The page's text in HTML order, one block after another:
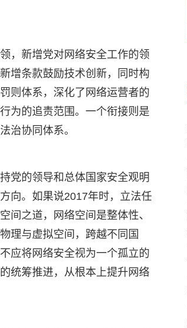
，新增党对网络安全工作的领
增条款鼓励技术创新，同时构
则体系，深化了网络运营者的
为的追责范围。一个衔接则是
治协同体系。
党的领导和总体国家安全观明
向。如果说2017年时，立法任
间之道，网络空间是整体性、
理与虚拟空间，跨越不同国
应将网络安全视为一个孤立的
统筹推进，从根本上提升网络